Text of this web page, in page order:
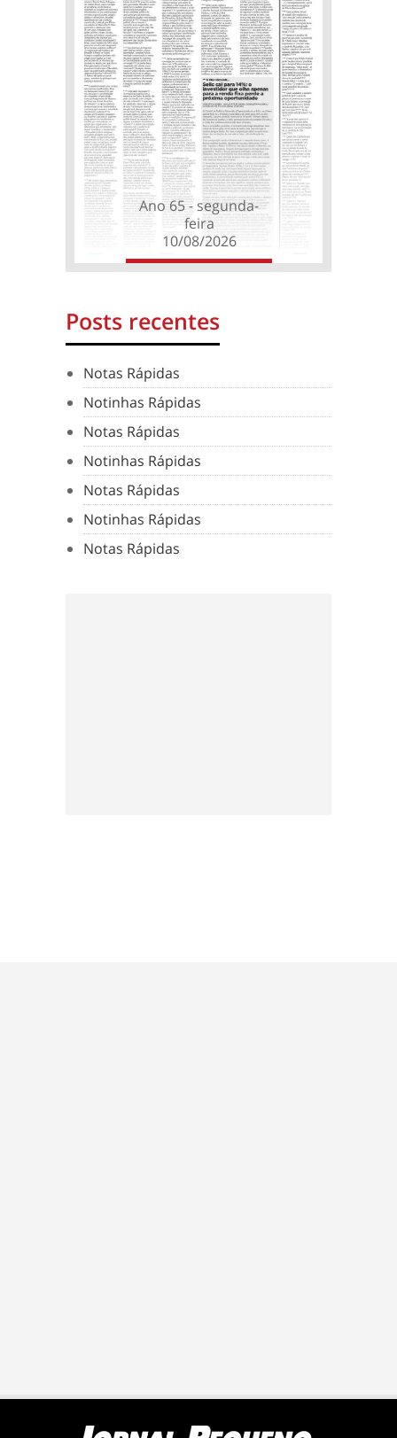
Ano 65 - segunda-
feira
10/08/2026
Posts recentes
Notas Rápidas
Notinhas Rápidas
Notas Rápidas
Notinhas Rápidas
Notas Rápidas
Notinhas Rápidas
Notas Rápidas